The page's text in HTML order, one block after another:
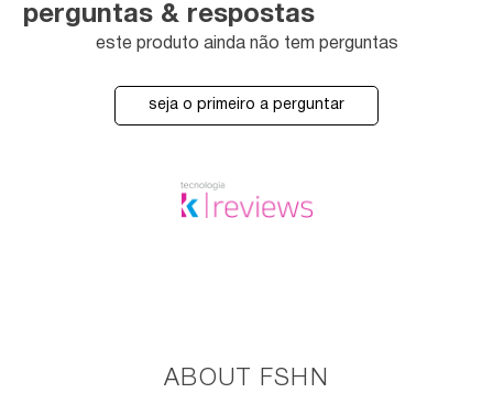
perguntas & respostas
este produto ainda não tem perguntas
seja o primeiro a perguntar
ABOUT FSHN